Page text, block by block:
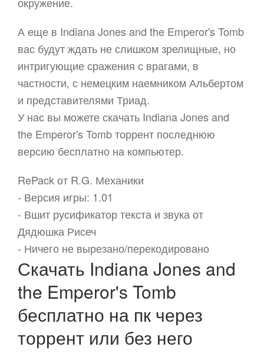
А еще в Indiana Jones and the Emperor's Tomb
вас будут ждать не слишком зрелищные, но
интригующие сражения с врагами, в
частности, с немецким наемником Альбертом
и представителями Триад.
У нас вы можете скачать Indiana Jones and
the Emperor's Tomb торрент последнюю
версию бесплатно на компьютер.
RePack от R.G. Механики
- Версия игры: 1.01
- Вшит русификатор текста и звука от
Дядюшка Рисеч
- Ничего не вырезано/перекодировано
Скачать Indiana Jones and
the Emperor's Tomb
бесплатно на пк через
торрент или без него